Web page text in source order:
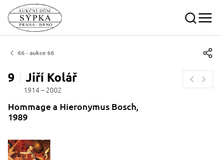
66 - aukce 66
9 Jiří Kolář
1914 – 2002
Hommage a Hieronymus Bosch,
1989